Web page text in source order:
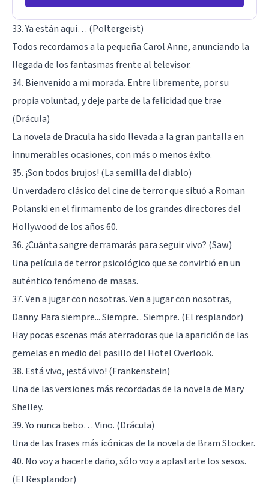
33. Ya están aquí… (Poltergeist)
Todos recordamos a la pequeña Carol Anne, anunciando la
llegada de los fantasmas frente al televisor.
34. Bienvenido a mi morada. Entre libremente, por su
propia voluntad, y deje parte de la felicidad que trae
(Drácula)
La novela de Dracula ha sido llevada a la gran pantalla en
innumerables ocasiones, con más o menos éxito.
35. ¡Son todos brujos! (La semilla del diablo)
Un verdadero clásico del cine de terror que situó a Roman
Polanski en el firmamento de los grandes directores del
Hollywood de los años 60.
36. ¿Cuánta sangre derramarás para seguir vivo? (Saw)
Una película de terror psicológico que se convirtió en un
auténtico fenómeno de masas.
37. Ven a jugar con nosotras. Ven a jugar con nosotras,
Danny. Para siempre... Siempre... Siempre. (El resplandor)
Hay pocas escenas más aterradoras que la aparición de las
gemelas en medio del pasillo del Hotel Overlook.
38. Está vivo, ¡está vivo! (Frankenstein)
Una de las versiones más recordadas de la novela de Mary
Shelley.
39. Yo nunca bebo… Vino. (Drácula)
Una de las frases más icónicas de la novela de Bram Stocker.
40. No voy a hacerte daño, sólo voy a aplastarte los sesos.
(El Resplandor)